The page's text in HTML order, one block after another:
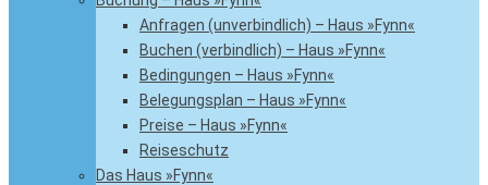
Anfragen (unverbindlich) – Haus »Fynn«
Buchen (verbindlich) – Haus »Fynn«
Bedingungen – Haus »Fynn«
Belegungsplan – Haus »Fynn«
Preise – Haus »Fynn«
Reiseschutz
Das Haus »Fynn«